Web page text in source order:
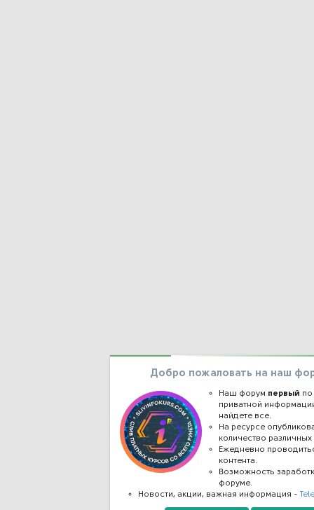
Добро пожаловать на наш
Наш форум первый
приватной
найдете все.
На ресурсе
количество различных
Ежедневно
контента.
Возможность
форуме.
Новости, акции, важная информация -